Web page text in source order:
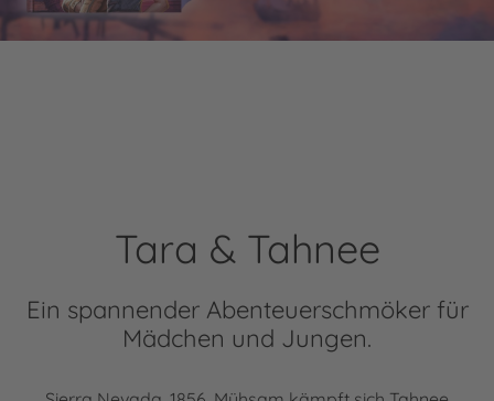
Tara & Tahnee
Ein spannender Abenteuerschmöker für
Mädchen und Jungen.